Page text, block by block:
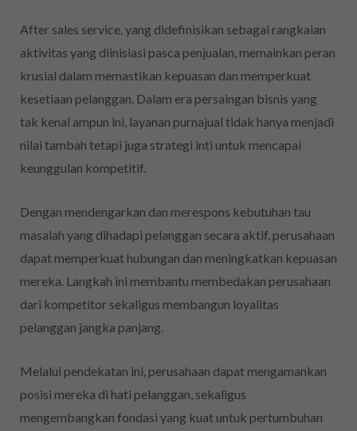
After sales service, yang didefinisikan sebagai rangkaian
aktivitas yang diinisiasi pasca penjualan, memainkan peran
krusial dalam memastikan kepuasan dan memperkuat
kesetiaan pelanggan. Dalam era persaingan bisnis yang
tak kenal ampun ini, layanan purnajual tidak hanya menjadi
nilai tambah tetapi juga strategi inti untuk mencapai
keunggulan kompetitif.
Dengan mendengarkan dan merespons kebutuhan tau
masalah yang dihadapi pelanggan secara aktif, perusahaan
dapat memperkuat hubungan dan meningkatkan kepuasan
mereka. Langkah ini membantu membedakan perusahaan
dari kompetitor sekaligus membangun loyalitas
pelanggan jangka panjang.
Melalui pendekatan ini, perusahaan dapat mengamankan
posisi mereka di hati pelanggan, sekaligus
mengembangkan fondasi yang kuat untuk pertumbuhan